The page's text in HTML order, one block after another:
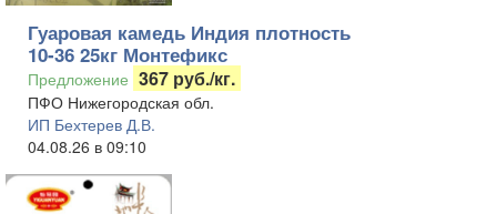
Гуаровая камедь Индия плотность
10-36 25кг Монтефикс
Предложение 367 руб./кг.
ПФО Нижегородская обл.
ИП Бехтерев Д.В.
04.08.26 в 09:10